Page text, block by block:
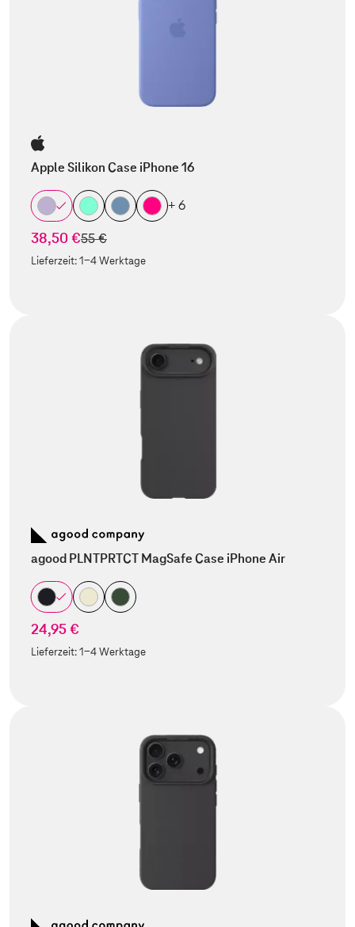
Apple Silikon Case iPhone 16
+ 6
38,50 €statt
55 €
Lieferzeit:1-4 Werktage
agood PLNTPRTCT MagSafe Case iPhone Air
24,95 €
Lieferzeit:1-4 Werktage